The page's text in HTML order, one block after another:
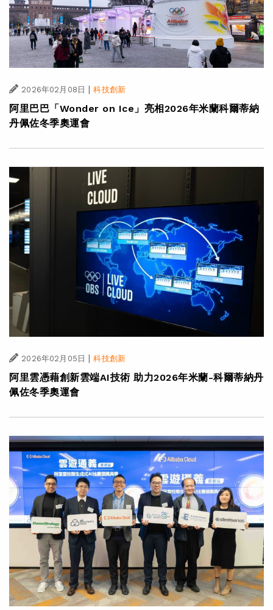
2026年02月08日 | 科技創新
阿里巴巴「Wonder on Ice」亮相2026年米蘭科爾蒂納
丹佩佐冬季奧運會
2026年02月05日 科技創新
阿里雲憑藉創新雲端AI技術 助力2026年米蘭-科爾蒂納丹
佩佐冬季奧運會